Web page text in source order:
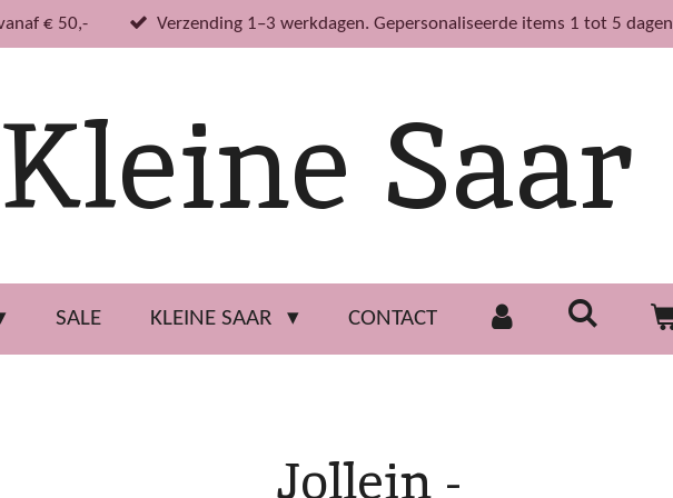
€ 50,- Verzending 1–3 werkdagen. Gepersonaliseerde items 1 tot 5 dagen
Kleine Saar
SALE KLEINE SAAR CONTACT
Jollein -